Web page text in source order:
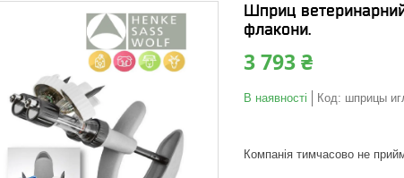
Шприц
флакони.
3 793 ₴
В наявності Код: шприцы
Компанія тимчасово не